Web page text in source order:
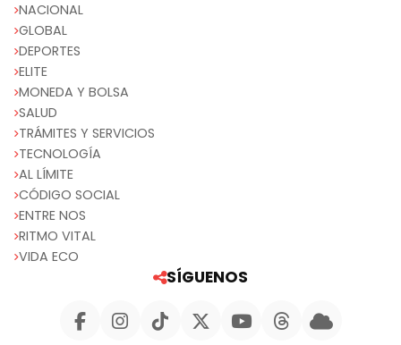
NACIONAL
GLOBAL
DEPORTES
ELITE
MONEDA Y BOLSA
SALUD
TRÁMITES Y SERVICIOS
TECNOLOGÍA
AL LÍMITE
CÓDIGO SOCIAL
ENTRE NOS
RITMO VITAL
VIDA ECO
SÍGUENOS